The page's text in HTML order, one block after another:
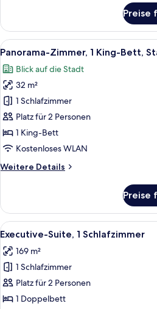
Zimmer,
1 King-
Bett
Preise
Alle
Fotos
für
Panorama-
Zimmer,
1 King-
Bett,
Stadtblick
Ein
6
Panorama-Zimmer, 1 King-Bett,
Blick auf die Stadt
32 m²
1 Schlafzimmer
Platz für 2 Personen
1 King-Bett
Kostenloses WLAN
Weitere Details
Weitere
Zimmer,
1 King-
Bett,
Preise
Alle
Fotos
für
Executive-
Suite,
1
8
Executive-Suite, 1 Schlafzimmer
169 m²
1 Schlafzimmer
Platz für 2 Personen
1 Doppelbett